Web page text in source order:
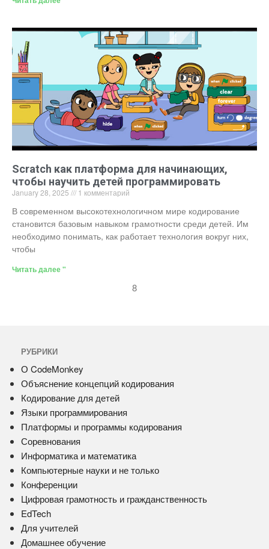
Scratch как платформа для начинающих,
чтобы научить детей программировать
January 28, 2025 1 комментарий
В современном высокотехнологичном мире кодирование
становится базовым навыком грамотности среди детей. Им
необходимо понимать, как работает технология вокруг них,
чтобы
Читать далее "
8
РУБРИКИ
О CodeMonkey
Объяснение концепций кодирования
Кодирование для детей
Языки программирования
Платформы и программы кодирования
Соревнования
Информатика и математика
Компьютерные науки и не только
Конференции
Цифровая грамотность и гражданственность
EdTech
Для учителей
Домашнее обучение